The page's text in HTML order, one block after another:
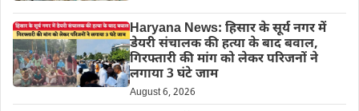
Haryana News: हिसार के सूर्य नगर में
डेयरी संचालक की हत्या के बाद बवाल,
गिरफ्तारी की मांग को लेकर परिजनों ने
लगाया 3 घंटे जाम
August 6, 2026